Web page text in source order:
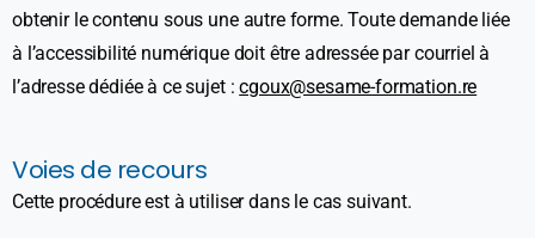
obtenir le contenu sous une autre forme. Toute demande liée
à l’accessibilité numérique doit être adressée par courriel à
l’adresse dédiée à ce sujet :cgoux@sesame-formation.re
Voies de recours
Cette procédure est à utiliser dans le cas suivant.